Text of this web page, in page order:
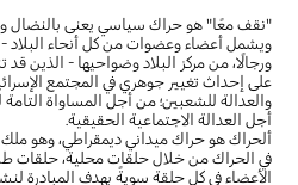
"نقف معًا" هو حراك سياسي يعنى بالنضال
ويشمل أعضاء وعضوات من كل أنحاء البلاد -
ورجالًا، من مركز البلاد وضواحيها - الذين
على إحداث تغيير جوهري في المجتمع
والعدالة للشعبين؛ من أجل المساواة
أجل العدالة الاجتماعية الحقيقية.
ألحراك هو حراك ميداني ديمقراطي، وهو
في الحراك من خلال حلقات محلية، حلقات
الأعضاء في كل حلقة سويةً بهدف المبادرة